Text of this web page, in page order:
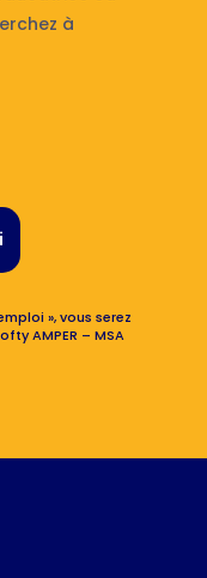
à
», vous serez
AMPER – MSA